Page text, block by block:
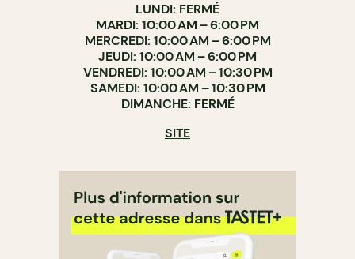
LUNDI: FERMÉ
MARDI: 10:00 AM – 6:00 PM
MERCREDI: 10:00 AM – 6:00 PM
JEUDI: 10:00 AM – 6:00 PM
VENDREDI: 10:00 AM – 10:30 PM
SAMEDI: 10:00 AM – 10:30 PM
DIMANCHE: FERMÉ
SITE